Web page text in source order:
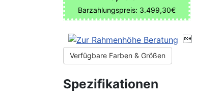
Barzahlungspreis: 3.499,30€

Verfügbare Farben & Größen
Spezifikationen